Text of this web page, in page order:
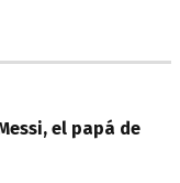
el papá de